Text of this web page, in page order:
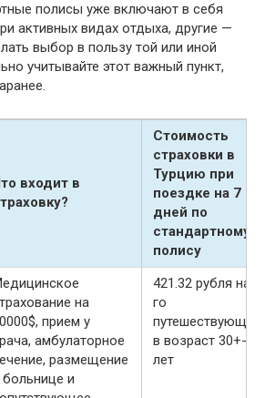
полисы уже включают в себя
активных видах отдыха, другие —
выбор в пользу той или иной
учитывайте этот важный пункт,
входит в
Стоимость
страховки в
Турцию при
поездке на 7
дней по
стандартному
полису
на
прием у
амбулаторное
размещение
больнице и
421.32 рубля на
го
в возраст 30+-
лет